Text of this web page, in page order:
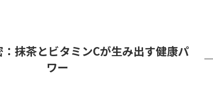
抹茶とビタミンCが生み出す健康パ
ワー